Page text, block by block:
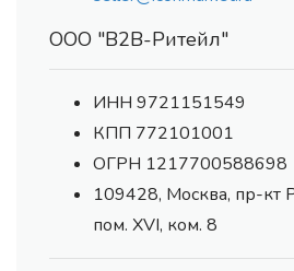
ООО "В2В-Ритейл"
ИНН 9721151549
КПП 772101001
ОГРН 1217700588698
109428, Москва, пр-кт
пом. XVI, ком. 8